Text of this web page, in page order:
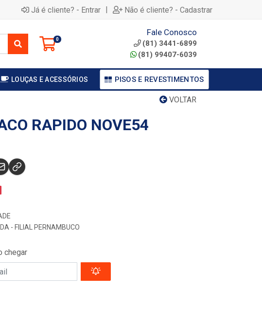
Já é cliente? - Entrar | Não é cliente? - Cadastrar
0
Fale Conosco
(81) 3441-6899
(81) 99407-6039
LOUÇAS E ACESSÓRIOS PISOS E REVESTIMENTOS
VOLTAR
RAPIDO NOVE54
- FILIAL PERNAMBUCO
chegar